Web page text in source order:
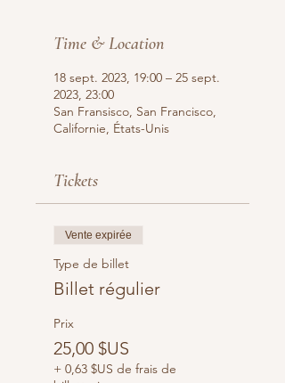
Time & Location
18 sept. 2023, 19:00 – 25 sept.
2023, 23:00
San Fransisco, San Francisco,
Californie, États-Unis
Tickets
Vente expirée
Type de billet
Billet régulier
Prix
25,00 $US
+ 0,63 $US de frais de